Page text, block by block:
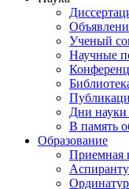
Ученый
Научные
Дни
В память
Образование
Приемная